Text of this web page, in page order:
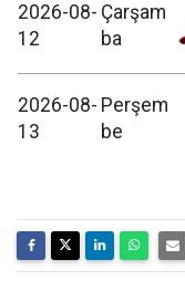
2026-08-
12
Çarşam
ba
2026-08-
13
Perşem
be